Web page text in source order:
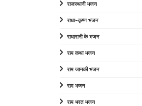
राजस्थानी भजन
राधा-कृष्ण भजन
राधारानी के भजन
राम कथा भजन
राम जानकी भजन
राम भजन
राम भरत भजन